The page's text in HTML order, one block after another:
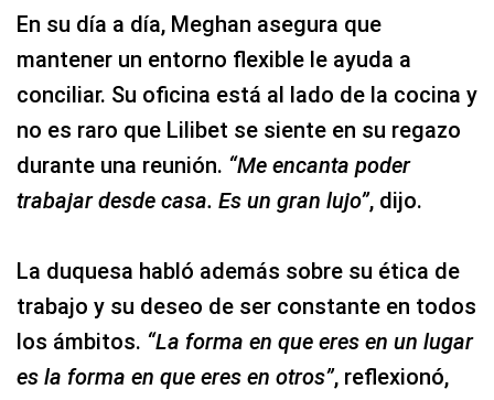
En su día a día, Meghan asegura que
mantener un entorno flexible le ayuda a
conciliar. Su oficina está al lado de la cocina y
no es raro que Lilibet se siente en su regazo
durante una reunión. “Me encanta poder
trabajar desde casa. Es un gran lujo”, dijo.
La duquesa habló además sobre su ética de
trabajo y su deseo de ser constante en todos
los ámbitos. “La forma en que eres en un lugar
es la forma en que eres en otros”, reflexionó,